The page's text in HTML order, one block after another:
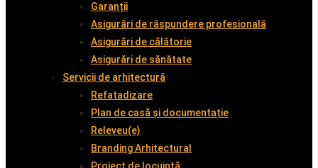
Garanții
Asigurări de răspundere profesională
Asigurări de călătorie
Asigurări de sănătate
Servicii de arhitectură
Refatadizare
Plan de casă și documentație
Releveu(e)
Branding Arhitectural